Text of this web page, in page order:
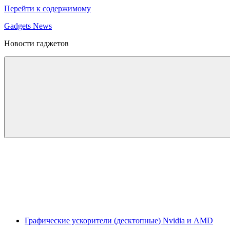
Перейти к содержимому
Gadgets News
Новости гаджетов
Графические ускорители (десктопные) Nvidia и AMD